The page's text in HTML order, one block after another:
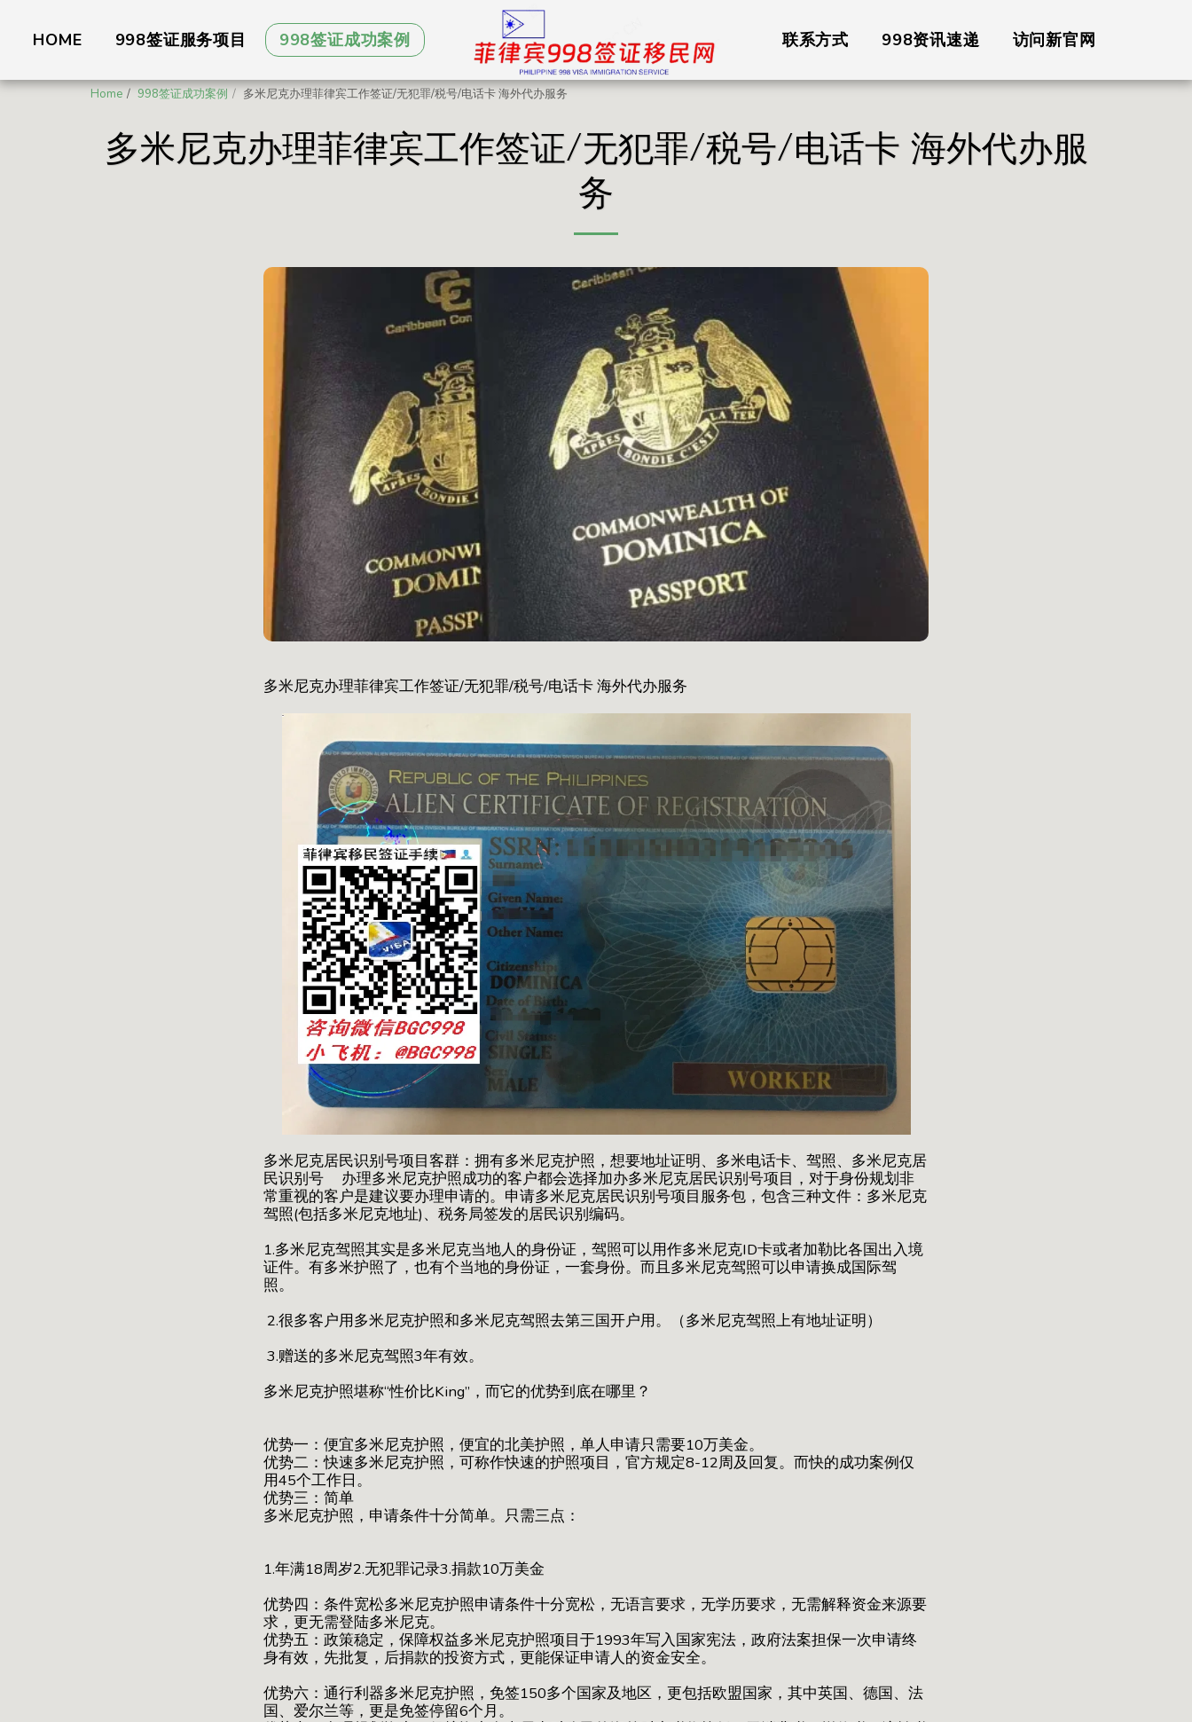
HOME 998签证服务项目 998签证成功案例 联系方式 998资讯速递 访问新官网
Home 998签证成功案例 多米尼克办理菲律宾工作签证/无犯罪/税号/电话卡 海外代办服务
多米尼克办理菲律宾工作签证/无犯罪/税号/电话卡 海外代办服
务
多米尼克办理菲律宾工作签证/无犯罪/税号/电话卡 海外代办服务
多米尼克居民识别号项目客群：拥有多米尼克护照，想要地址证明、多米电话卡、驾照、多米尼克居
民识别号 办理多米尼克护照成功的客户都会选择加办多米尼克居民识别号项目，对于身份规划非
常重视的客户是建议要办理申请的。申请多米尼克居民识别号项目服务包，包含三种文件：多米尼克
驾照(包括多米尼克地址)、税务局签发的居民识别编码。
1.多米尼克驾照其实是多米尼克当地人的身份证，驾照可以用作多米尼克ID卡或者加勒比各国出入境
证件。有多米护照了，也有个当地的身份证，一套身份。而且多米尼克驾照可以申请换成国际驾
照。
2.很多客户用多米尼克护照和多米尼克驾照去第三国开户用。（多米尼克驾照上有地址证明）
3.赠送的多米尼克驾照3年有效。
多米尼克护照堪称“性价比King”，而它的优势到底在哪里？
优势一：便宜多米尼克护照，便宜的北美护照，单人申请只需要10万美金。
优势二：快速多米尼克护照，可称作快速的护照项目，官方规定8-12周及回复。而快的成功案例仅
用45个工作日。
优势三：简单
多米尼克护照，申请条件十分简单。只需三点：
1.年满18周岁2.无犯罪记录3.捐款10万美金
优势四：条件宽松多米尼克护照申请条件十分宽松，无语言要求，无学历要求，无需解释资金来源要
求，更无需登陆多米尼克。
优势五：政策稳定，保障权益多米尼克护照项目于1993年写入国家宪法，政府法案担保一次申请终
身有效，先批复，后捐款的投资方式，更能保证申请人的资金安全。
优势六：通行利器多米尼克护照，免签150多个国家及地区，更包括欧盟国家，其中英国、德国、法
国、爱尔兰等，更是免签停留6个月。